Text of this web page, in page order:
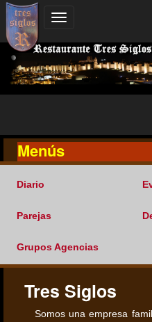
Menús
Diario
Parejas
Grupos Agencias
Tres Siglos
Somos una empresa